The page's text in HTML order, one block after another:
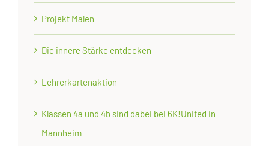
Projekt Malen
Die innere Stärke entdecken
Lehrerkartenaktion
Klassen 4a und 4b sind dabei bei 6K!United in
Mannheim